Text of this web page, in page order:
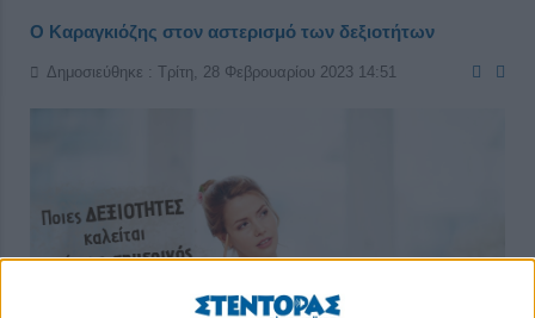
Ο Καραγκιόζης στον αστερισμό των δεξιοτήτων
Δημοσιεύθηκε : Τρίτη, 28 Φεβρουαρίου 2023 14:51